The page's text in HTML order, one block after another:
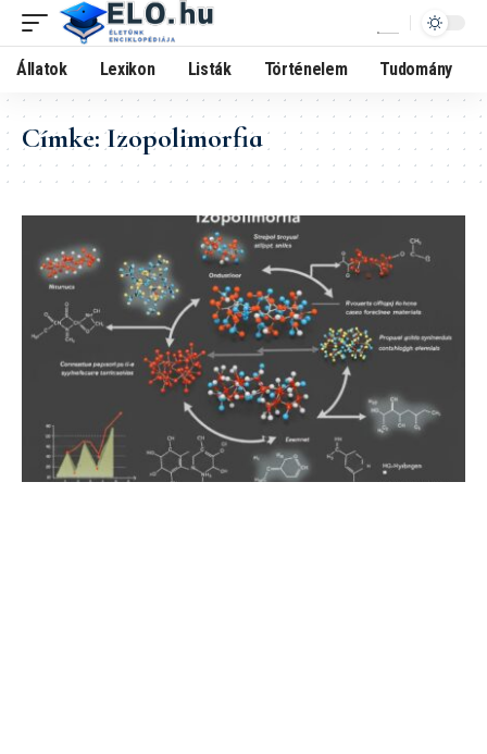
Állatok Lexikon Listák Történelem Tudomány
Címke:Izopolimorfia